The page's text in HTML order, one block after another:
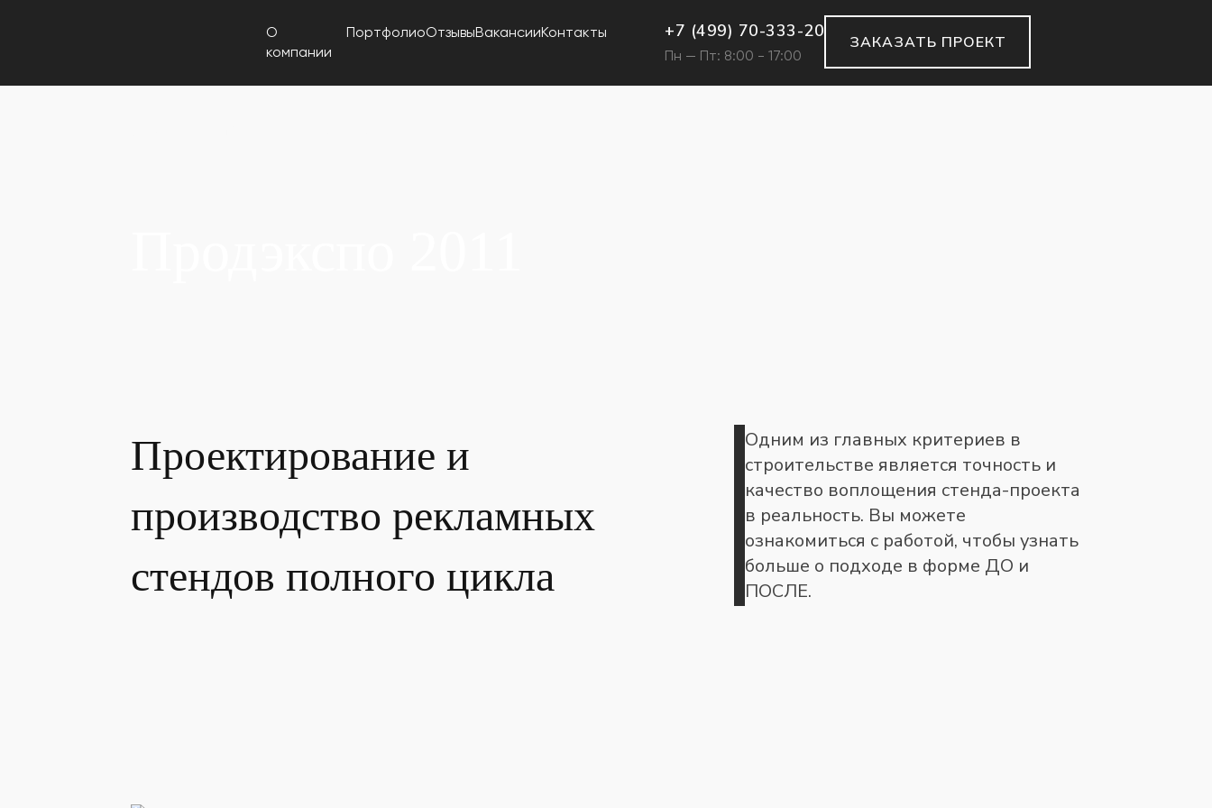
О
компании
ПортфолиоОтзывыВакансииКонтакты +7 (499) 70-333-20
Пн — Пт: 8:00 - 17:00
ЗАКАЗАТЬ ПРОЕКТ
Проектирование и
производство рекламных
стендов полного цикла
Одним из главных критериев в
строительстве является точность и
качество воплощения стенда-проекта
в реальность. Вы можете
ознакомиться с работой, чтобы узнать
больше о подходе в форме ДО и
ПОСЛЕ.